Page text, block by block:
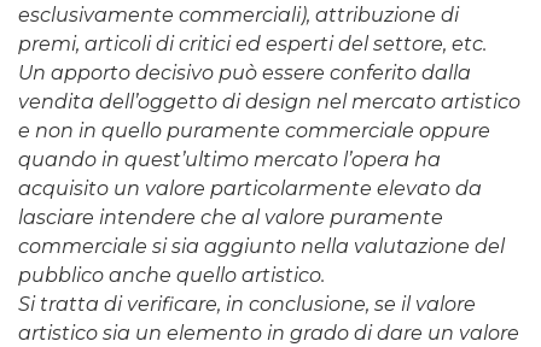
esclusivamente commerciali), attribuzione di
premi, articoli di critici ed esperti del settore, etc.
Un apporto decisivo può essere conferito dalla
vendita dell’oggetto di design nel mercato artistico
e non in quello puramente commerciale oppure
quando in quest’ultimo mercato l’opera ha
acquisito un valore particolarmente elevato da
lasciare intendere che al valore puramente
commerciale si sia aggiunto nella valutazione del
pubblico anche quello artistico.
Si tratta di verificare, in conclusione, se il valore
artistico sia un elemento in grado di dare un valore